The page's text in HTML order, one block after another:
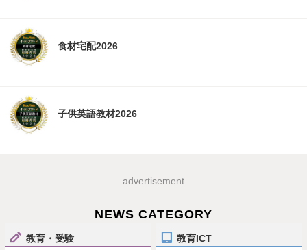
食材宅配2026
子供英語教材2026
advertisement
NEWS CATEGORY
教育・受験 教育ICT